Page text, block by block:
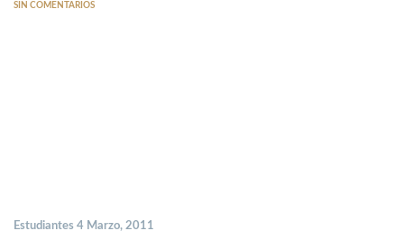
SIN COMENTARIOS
Estudiantes 4 Marzo, 2011